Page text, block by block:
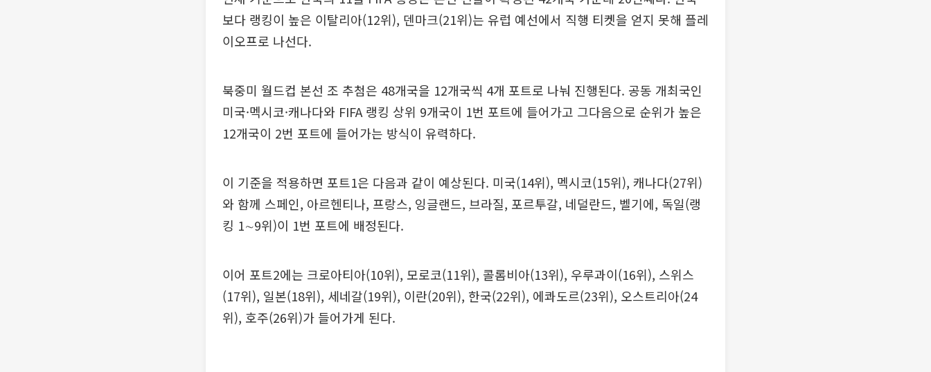
보다 랭킹이 높은 이탈리아(12위), 덴마크(21위)는 유럽 예선에서 직행 티켓을 얻지 못해 플레
이오프로 나선다.
북중미 월드컵 본선 조 추첨은 48개국을 12개국씩 4개 포트로 나눠 진행된다. 공동 개최국인
미국·멕시코·캐나다와 FIFA 랭킹 상위 9개국이 1번 포트에 들어가고 그다음으로 순위가 높은
12개국이 2번 포트에 들어가는 방식이 유력하다.
이 기준을 적용하면 포트1은 다음과 같이 예상된다. 미국(14위), 멕시코(15위), 캐나다(27위)
와 함께 스페인, 아르헨티나, 프랑스, 잉글랜드, 브라질, 포르투갈, 네덜란드, 벨기에, 독일(랭
킹 1∼9위)이 1번 포트에 배정된다.
이어 포트2에는 크로아티아(10위), 모로코(11위), 콜롬비아(13위), 우루과이(16위), 스위스
(17위), 일본(18위), 세네갈(19위), 이란(20위), 한국(22위), 에콰도르(23위), 오스트리아(24
위), 호주(26위)가 들어가게 된다.